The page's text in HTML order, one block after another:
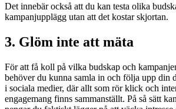
Det innebär också att du kan testa olika
kampanjupplägg utan att det kostar skjortan.
3. Glöm inte att mäta
För att få koll på vilka budskap och
behöver du kunna samla in och följa upp din
i sociala medier, där allt som rör klick och
engagemang finns sammanställt. På så sätt